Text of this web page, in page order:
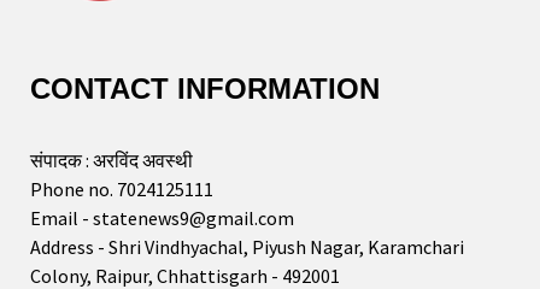
CONTACT INFORMATION
संपादक : अरविंद अवस्थी
Phone no. 7024125111
Email - statenews9@gmail.com
Address - Shri Vindhyachal, Piyush Nagar, Karamchari
Colony, Raipur, Chhattisgarh - 492001